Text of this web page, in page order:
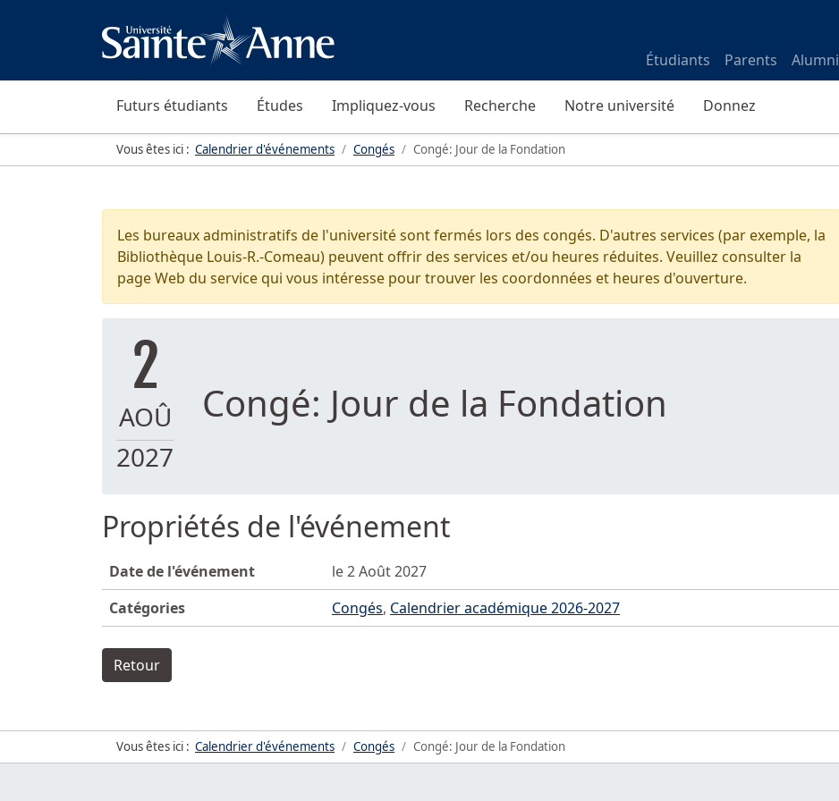
Étudiants Parents Alumni
Futurs étudiants Études Impliquez-vous Recherche Notre université Donnez
Vous êtes ici : Calendrier d'événements Congés Congé: Jour de la Fondation
Les bureaux administratifs de l'université sont fermés lors des congés. D'autres services (par exemple, la
Bibliothèque Louis-R.-Comeau) peuvent offrir des services et/ou heures réduites. Veuillez consulter la
page Web du service qui vous intéresse pour trouver les coordonnées et heures d'ouverture.
2
AOÛ
2027
Congé: Jour de la Fondation
Propriétés de l'événement
Date de l'événement
le 2 Août 2027
Catégories
Congés, Calendrier académique 2026-2027
Retour
Vous êtes ici : Calendrier d'événements Congés Congé: Jour de la Fondation